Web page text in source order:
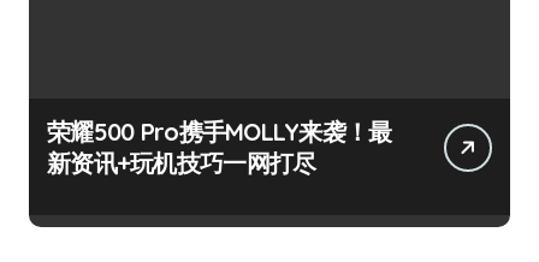
荣耀500 Pro携手MOLLY来袭！最
新资讯+玩机技巧一网打尽